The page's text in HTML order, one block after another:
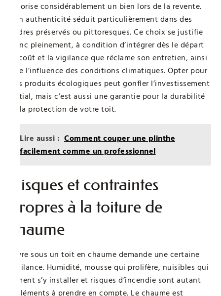
valorise considérablement un bien lors de la revente.
Son authenticité séduit particulièrement dans des
cadres préservés ou pittoresques. Ce choix se justifie
donc pleinement, à condition d’intégrer dès le départ
le coût et la vigilance que réclame son entretien, ainsi
que l’influence des conditions climatiques. Opter pour
des produits écologiques peut gonfler l’investissement
initial, mais c’est aussi une garantie pour la durabilité
et la protection de votre toit.
Lire aussi : Comment couper une plinthe
facilement comme un professionnel
Risques et contraintes
propres à la toiture de
chaume
Vivre sous un toit en chaume demande une certaine
vigilance. Humidité, mousse qui prolifère, nuisibles qui
aiment s’y installer et risques d’incendie sont autant
d’éléments à prendre en compte. Le chaume est